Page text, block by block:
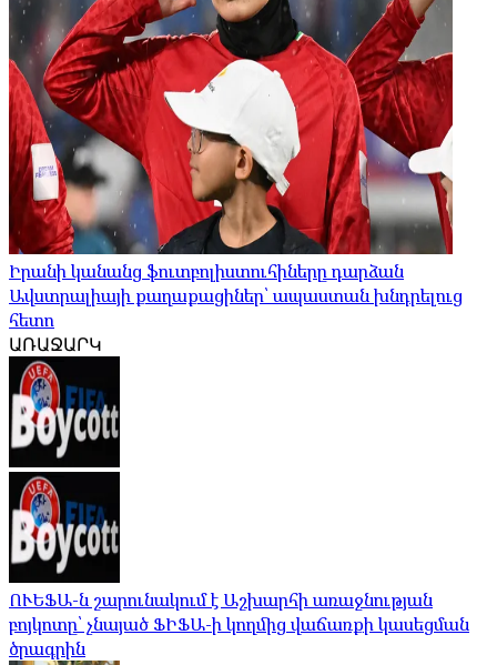
Իրանի կանանց ֆուտբոլիստուհիները դարձան
Ավստրալիայի քաղաքացիներ՝ ապաստան խնդրելուց
հետո
ԱՌԱՋԱՐԿ
ՈՒԵՖԱ-ն շարունակում է Աշխարհի առաջնության
բոյկոտը՝ չնայած ՖԻՖԱ-ի կողմից վաճառքի կասեցման
ծրագրին